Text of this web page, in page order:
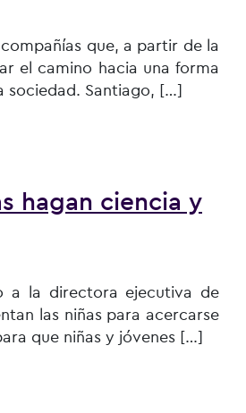
que, a partir de la
el camino hacia una forma
sociedad. Santiago, […]
hagan ciencia y
a la directora ejecutiva de
las niñas para acercarse
que niñas y jóvenes […]